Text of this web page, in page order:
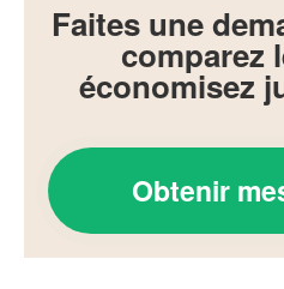
Faites une
comparez
économisez
Obtenir